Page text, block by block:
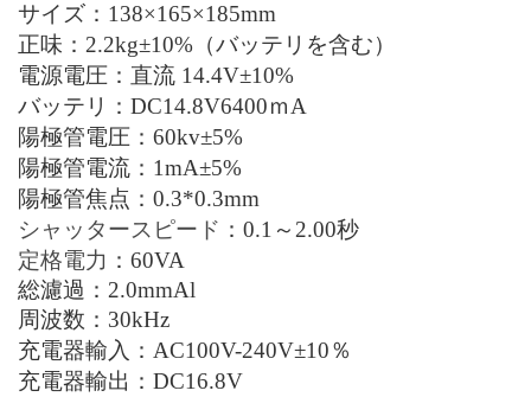
サイズ： 138×165×185mm
正味 ： 2.2kg±10%（バッテリを含む）
電源電圧：直流 14.4V±10%
バッテリ： DC14.8V6400ｍA
陽極管電圧： 60kv±5%
陽極管電流： 1mA±5%
陽極管焦点： 0.3*0.3mm
シャッタースピード ： 0.1～2.00秒
定格電力 ： 60VA
総濾過：2.0mmAl
周波数： 30kHz
充電器輸入： AC100V-240V±10％
充電器輸出： DC16.8V